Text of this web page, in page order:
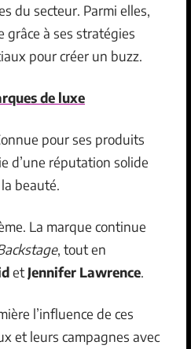
du secteur. Parmi elles,
grâce à ses stratégies
pour créer un buzz.
de luxe
pour ses produits
d’une réputation solide
beauté.
La marque continue
, tout en
et Jennifer Lawrence.
l’influence de ces
et leurs campagnes avec